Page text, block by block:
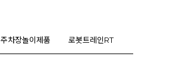
주차장놀이제품 로봇트레인RT